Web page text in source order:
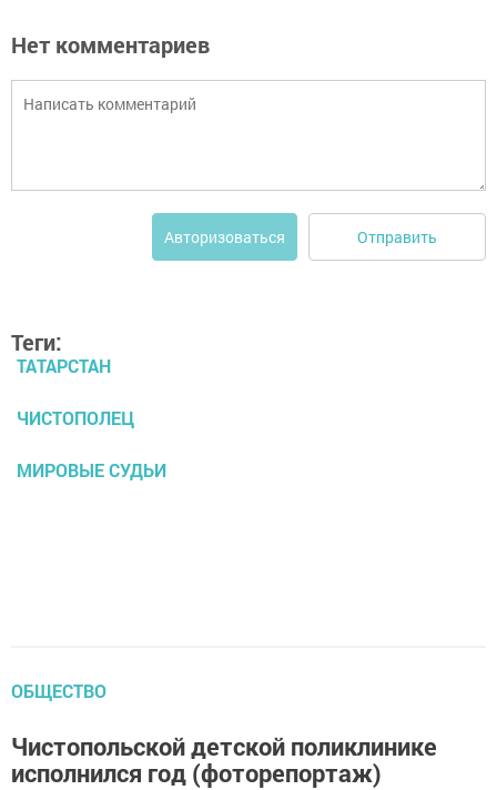
Нет комментариев
Авторизоваться Отправить
Теги:
ТАТАРСТАН
ЧИСТОПОЛЕЦ
МИРОВЫЕ СУДЬИ
ОБЩЕСТВО
Чистопольской детской поликлинике
исполнился год (фоторепортаж)